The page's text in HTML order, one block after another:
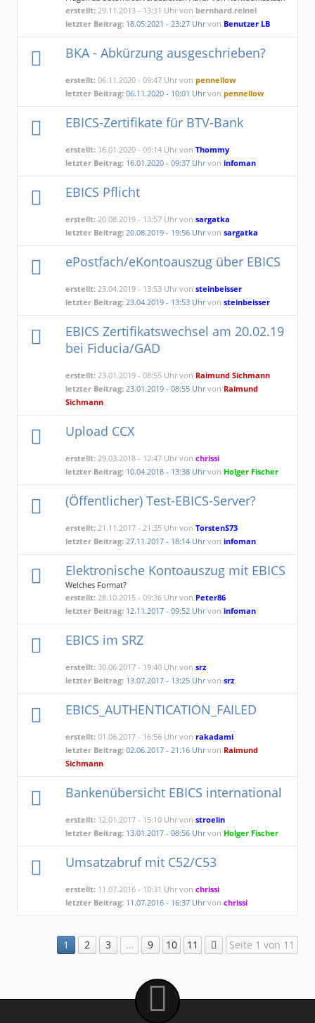
erstellt: 29.11.2013 - 13:31 Uhr von bernhard.reinel
letzter Beitrag: 18.05.2021 - 23:27 Uhrvon Benutzer LB
BKA - Abkürzung ausgeschrieben?
erstellt: 06.11.2020 - 09:47 Uhr vonpennellow
letzter Beitrag: 06.11.2020 - 10:01 Uhrvonpennellow
EBICS-Zertifikate für BTV-Bank
erstellt: 16.01.2020 - 09:14 Uhr vonThommy
letzter Beitrag: 16.01.2020 - 09:37 Uhrvoninfoman
EBICS Pflicht
erstellt: 20.08.2019 - 13:57 Uhr vonsargatka
letzter Beitrag: 20.08.2019 - 19:56 Uhrvonsargatka
ePostfach/eKontoauszug über EBICS
erstellt: 23.04.2019 - 13:53 Uhr vonsteinbeisser
letzter Beitrag: 23.04.2019 - 13:53 Uhrvonsteinbeisser
EBICS Zertifikatswechsel am 20.02.19
bei Fiducia/GAD
erstellt: 23.01.2019 - 08:55 Uhr von Raimund Sichmann
letzter Beitrag: 23.01.2019 - 08:55 Uhrvon Raimund
Sichmann
Upload CCX
erstellt: 29.03.2018 - 12:47 Uhr vonchrissi
letzter Beitrag: 10.04.2018 - 13:38 Uhrvon Holger Fischer
(Öffentlicher) Test-EBICS-Server?
erstellt: 21.11.2017 - 21:35 Uhr vonTorstenS73
letzter Beitrag: 27.11.2017 - 18:14 Uhrvoninfoman
Elektronische Kontoauszug mit EBICS
Welches Format?
erstellt: 28.10.2015 - 09:36 Uhr von Peter86
letzter Beitrag: 12.11.2017 - 09:52 Uhrvoninfoman
EBICS im SRZ
erstellt: 30.06.2017 - 19:40 Uhr vonsrz
letzter Beitrag: 13.07.2017 - 13:25 Uhrvonsrz
EBICS_AUTHENTICATION_FAILED
erstellt: 01.06.2017 - 16:56 Uhr vonrakadami
letzter Beitrag: 02.06.2017 - 21:16 Uhrvon Raimund
Sichmann
Bankenübersicht EBICS international
erstellt: 12.01.2017 - 15:10 Uhr vonstroelin
letzter Beitrag: 13.01.2017 - 08:56 Uhrvon Holger Fischer
Umsatzabruf mit C52/C53
erstellt: 11.07.2016 - 10:31 Uhr vonchrissi
letzter Beitrag: 11.07.2016 - 16:37 Uhrvonchrissi
1 2 3 … 9 10 11 Seite 1 von 11